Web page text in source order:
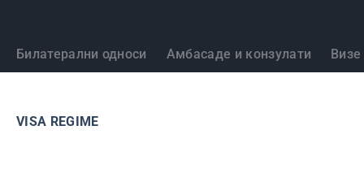
Државе
Билатерални односи Амбасаде и конзулати
VISA REGIME